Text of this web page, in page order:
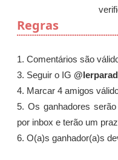
Regras
1. Comentários são
3. Seguir o IG
4. Marcar 4 amigos
5. Os ganhadores
por inbox e terão um
6. O(a)s ganhador(a)s